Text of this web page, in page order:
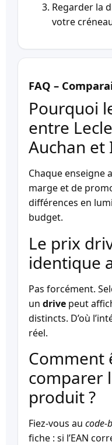
Regarder la
votre
FAQ –
Pourquoi
entre
Auchan et
Chaque enseigne
marge et de
différences en
budget.
Le prix
identique
Pas forcément.
un drive peut
distincts. D’où
réel.
Comment
comparer
produit ?
Fiez-vous au code-
fiche : si l’EAN